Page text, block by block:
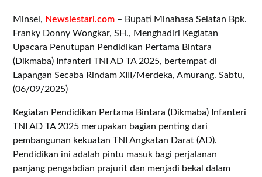
Minsel, Newslestari.com – Bupati Minahasa Selatan Bpk.
Franky Donny Wongkar, SH., Menghadiri Kegiatan
Upacara Penutupan Pendidikan Pertama Bintara
(Dikmaba) Infanteri TNI AD TA 2025, bertempat di
Lapangan Secaba Rindam XIII/Merdeka, Amurang. Sabtu,
(06/09/2025)
Kegiatan Pendidikan Pertama Bintara (Dikmaba) Infanteri
TNI AD TA 2025 merupakan bagian penting dari
pembangunan kekuatan TNI Angkatan Darat (AD).
Pendidikan ini adalah pintu masuk bagi perjalanan
panjang pengabdian prajurit dan menjadi bekal dalam